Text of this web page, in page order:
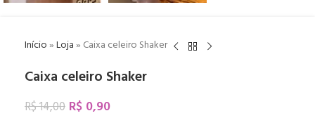
Início»Loja» Caixa celeiro Shaker
Caixa celeiro Shaker
R$14,00 R$ 0,90